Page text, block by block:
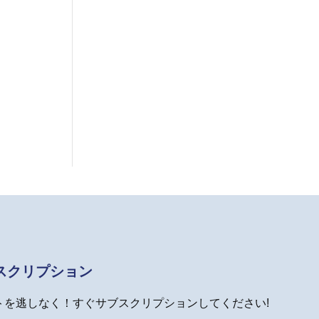
クリプション
を逃しなく！すぐサブスクリプションしてください!